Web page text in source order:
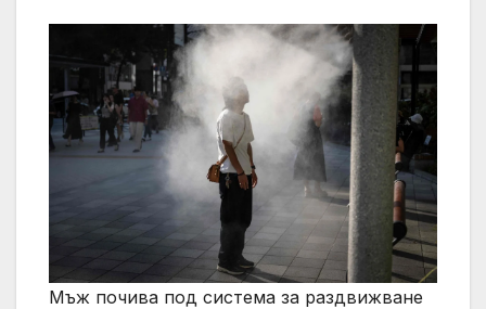
Мъж почива под система за раздвижване